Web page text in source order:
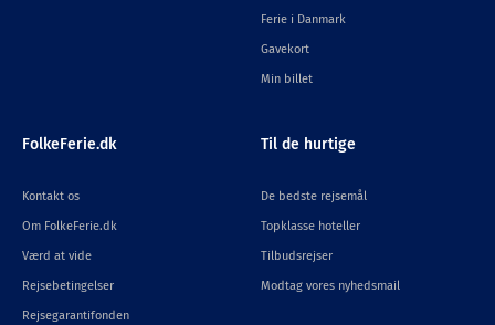
Ferie i Danmark
Gavekort
Min billet
FolkeFerie.dk
Kontakt os
Om FolkeFerie.dk
Værd at vide
Rejsebetingelser
Rejsegarantifonden
Til de hurtige
De bedste rejsemål
Topklasse hoteller
Tilbudsrejser
Modtag vores nyhedsmail